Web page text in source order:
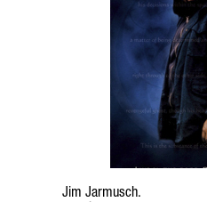
Jim Jarmusch.